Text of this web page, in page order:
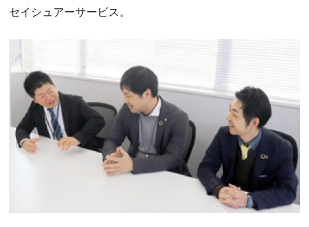
セイシュアーサービス。